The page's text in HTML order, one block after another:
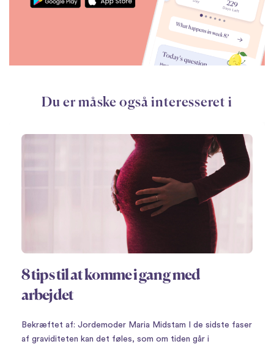
Du er måske også interesseret i
8 tips til at komme i gang med
arbejdet
Bekræftet af: Jordemoder Maria Midstam I de sidste faser
af graviditeten kan det føles, som om tiden går i